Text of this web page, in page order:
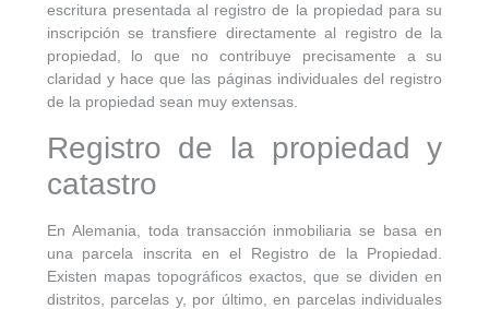
escritura presentada al registro de la propiedad para su
inscripción se transfiere directamente al registro de la
propiedad, lo que no contribuye precisamente a su
claridad y hace que las páginas individuales del registro
de la propiedad sean muy extensas.
Registro de la propiedad y
catastro
En Alemania, toda transacción inmobiliaria se basa en
una parcela inscrita en el Registro de la Propiedad.
Existen mapas topográficos exactos, que se dividen en
distritos, parcelas y, por último, en parcelas individuales